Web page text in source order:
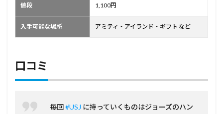
値段 1,100円
入手可能な場所 アミティ・アイランド・ギフト など
口コミ
毎回#USJ に持っていくものはジョーズのハン